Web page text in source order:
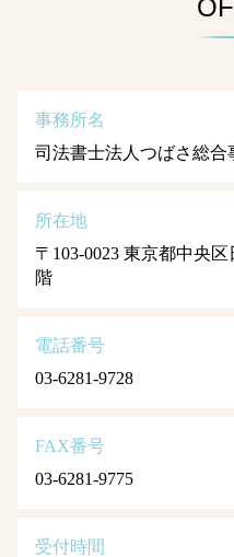
事務所名
司法書士法人つばさ総合
所在地
〒103-0023 東京都中央
階
電話番号
03-6281-9728
FAX番号
03-6281-9775
受付時間